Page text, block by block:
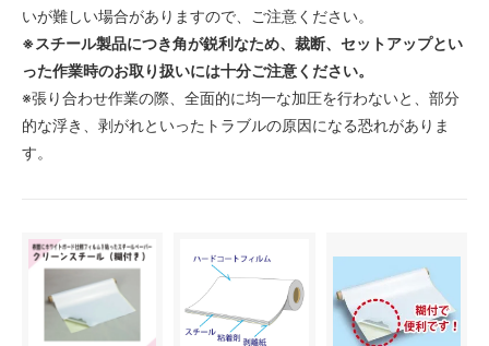
いが難しい場合がありますので、ご注意ください。
※スチール製品につき角が鋭利なため、裁断、セットアップとい
った作業時のお取り扱いには十分ご注意ください。
※張り合わせ作業の際、全面的に均一な加圧を行わないと、部分
的な浮き、剥がれといったトラブルの原因になる恐れがありま
す。